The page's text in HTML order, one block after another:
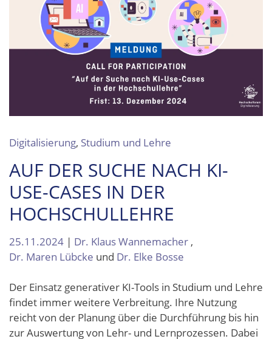
Digitalisierung, Studium und Lehre
AUF DER SUCHE NACH KI-
USE-CASES IN DER
HOCHSCHULLEHRE
25.11.2024 | Dr. Klaus Wannemacher ,
Dr. Maren Lübcke und Dr. Elke Bosse
Der Einsatz generativer KI-Tools in Studium und Lehre
findet immer weitere Verbreitung. Ihre Nutzung
reicht von der Planung über die Durchführung bis hin
zur Auswertung von Lehr- und Lernprozessen. Dabei